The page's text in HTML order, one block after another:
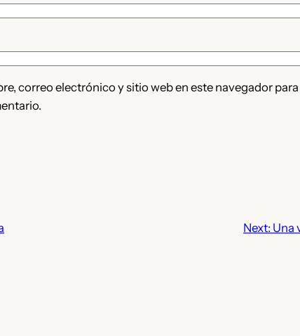
correo electrónico y sitio web en este navegador
Next: Una